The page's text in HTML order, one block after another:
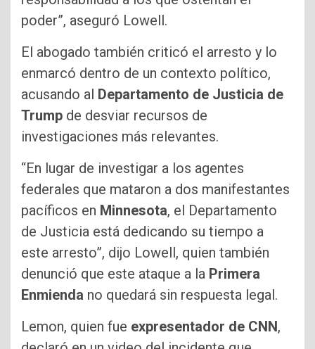
poder”, aseguró Lowell.
El abogado también criticó el arresto y lo
enmarcó dentro de un contexto político,
acusando al Departamento de Justicia de
Trump de desviar recursos de
investigaciones más relevantes.
“En lugar de investigar a los agentes
federales que mataron a dos manifestantes
pacíficos en Minnesota, el Departamento
de Justicia está dedicando su tiempo a
este arresto”, dijo Lowell, quien también
denunció que este ataque a la Primera
Enmienda no quedará sin respuesta legal.
Lemon, quien fue expresentador de CNN,